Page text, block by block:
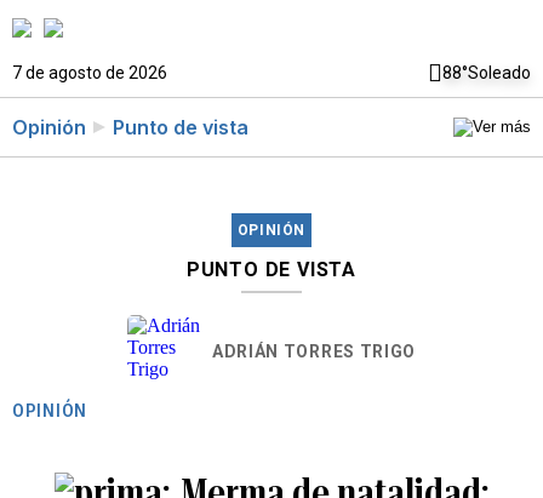
7 de agosto de 2026 88°Soleado
Opinión Punto de vista
OPINIÓN
PUNTO DE VISTA
ADRIÁN TORRES TRIGO
OPINIÓN